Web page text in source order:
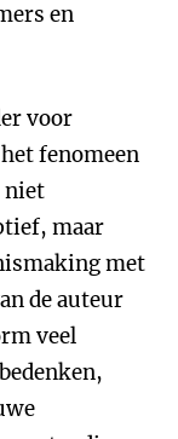
en
voor
fenomeen
niet
maar
met
de auteur
veel